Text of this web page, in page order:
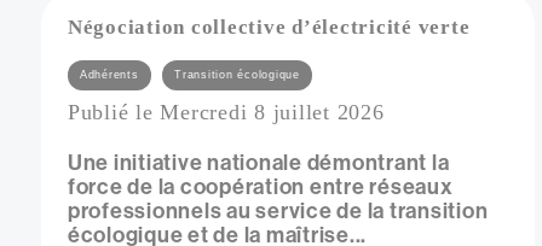
Négociation collective d’électricité verte
Catégories
Adhérents Transition écologique
Publié le Mercredi 8 juillet 2026
Une initiative nationale démontrant la
force de la coopération entre réseaux
professionnels au service de la transition
écologique et de la maîtrise...